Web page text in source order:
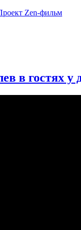
Zen-фильм
в гостях у